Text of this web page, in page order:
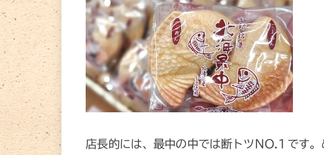
店長的には、最中の中では断トツNO.1です